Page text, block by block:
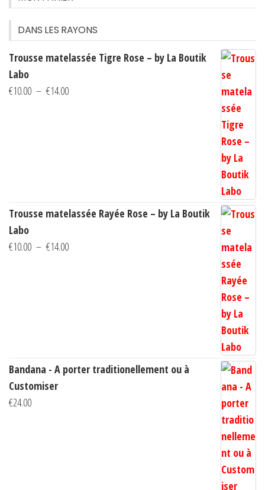
DANS LES RAYONS
Trousse matelassée Tigre Rose – by La Boutik
Labo
€10.00 – €14.00Plage
Trousse matelassée Rayée Rose – by La Boutik
Labo
€10.00 – €14.00Plage
Bandana - A porter traditionellement ou à
Customiser
€24.00